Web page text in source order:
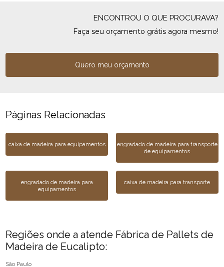
ENCONTROU O QUE PROCURAVA?
Faça seu orçamento grátis agora mesmo!
Quero meu orçamento
Páginas Relacionadas
caixa de madeira para equipamentos
engradado de madeira para transporte
de equipamentos
engradado de madeira para
equipamentos
caixa de madeira para transporte
Regiões onde a atende Fábrica de Pallets de
Madeira de Eucalipto:
São Paulo